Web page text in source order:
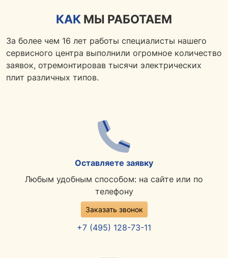
КАК МЫ РАБОТАЕМ
За более чем 16 лет работы специалисты нашего
сервисного центра выполнили огромное количество
заявок, отремонтировав тысячи электрических
плит различных типов.
Оставляете заявку
Любым удобным способом: на сайте или по
телефону
Заказать звонок
+7 (495) 128-73-11